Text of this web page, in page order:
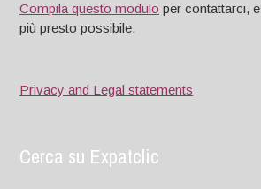
Compila questo modulo per contattarci,
più presto possibile.
Privacy and Legal statements
Cerca su Expatclic